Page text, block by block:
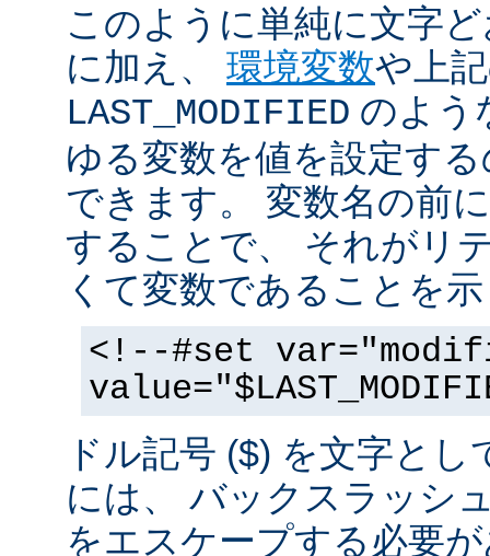
このように単純に文字
に加え、 環境変数や上
LAST_MODIFIED のよう
ゆる変数を値を設定す
できます。 変数名の前
することで、 それがリ
くて変数であることを
<!--#set
ドル記号 ($) を文字と
には、 バックスラッシ
をエスケープする必要